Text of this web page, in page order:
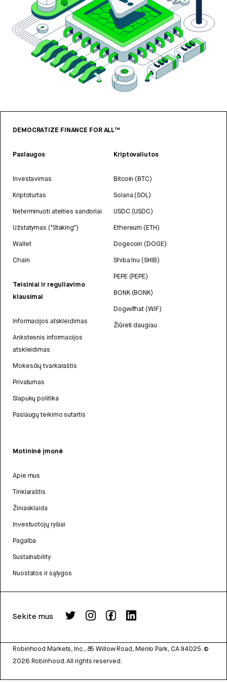
DEMOCRATIZE FINANCE FOR ALL™
Paslaugos
Investavimas
Kriptoturtas
Neterminuoti ateities sandoriai
Užstatymas ("Staking")
Wallet
Chain
Teisiniai ir reguliavimo
klausimai
Informacijos atskleidimas
Ankstesnis informacijos
atskleidimas
Mokesčių tvarkaraštis
Privatumas
Slapukų politika
Paslaugų teikimo sutartis
Kriptovaliutos
Bitcoin (BTC)
Solana (SOL)
USDC (USDC)
Ethereum (ETH)
Dogecoin (DOGE)
Shiba Inu (SHIB)
PEPE (PEPE)
BONK (BONK)
Dogwifhat (WIF)
Žiūrėti daugiau
Motininė įmonė
Apie mus
Tinklaraštis
Žiniasklaida
Investuotojų ryšiai
Pagalba
Sustainability
Nuostatos ir sąlygos
Sekite mus
Robinhood Markets, Inc., 85 Willow Road, Menlo Park, CA 94025. ©
2026 Robinhood. All rights reserved.